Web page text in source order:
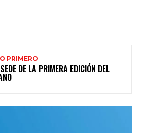
PRIMERO
DE LA PRIMERA EDICIÓN DEL